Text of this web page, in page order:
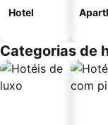
Hotel
Categorias de